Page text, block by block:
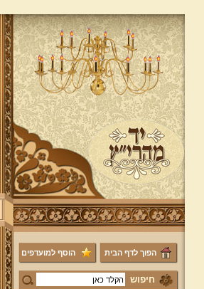
הפוך לדף הבית הוסף למועדפים
חיפוש